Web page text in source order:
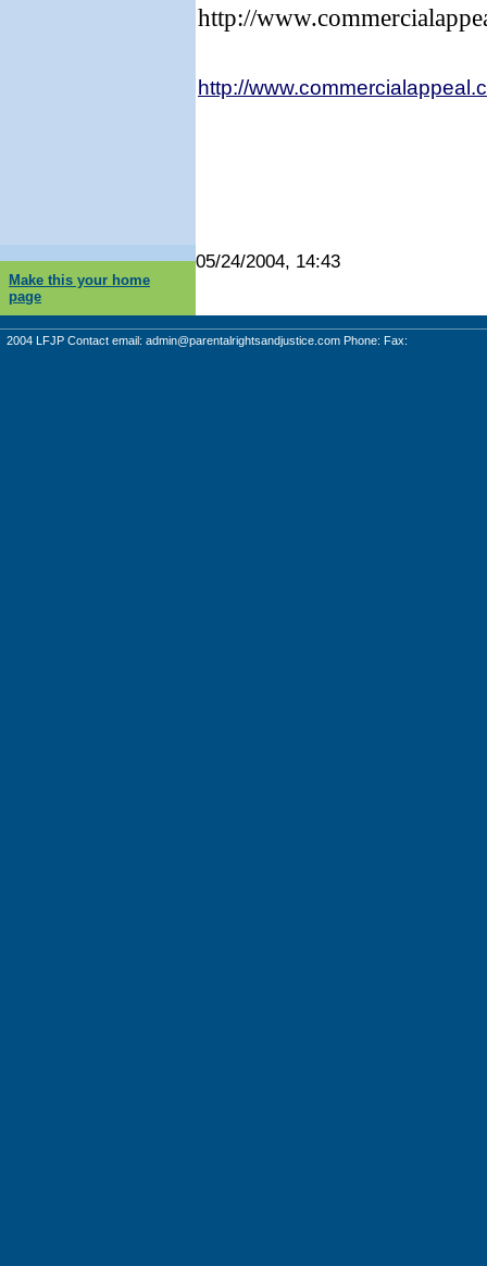
http://
http://
05/24/2004, 14:43
Make this your home
page
2004 LFJP Contact email: admin@parentalrightsandjustice.com Phone: Fax: